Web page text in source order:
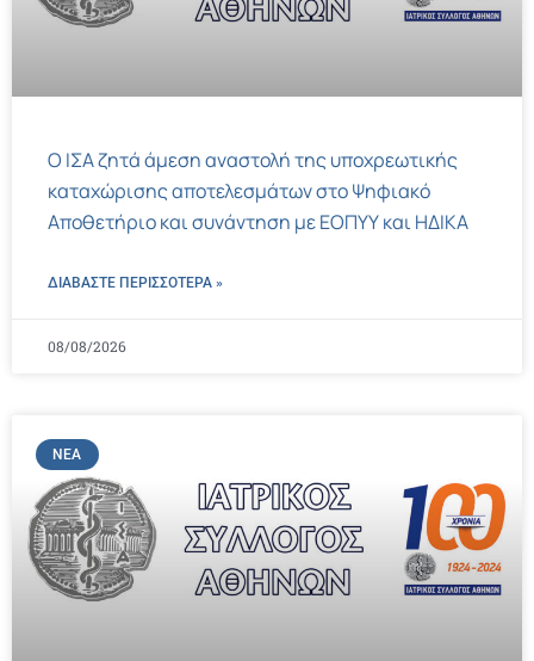
Ο ΙΣΑ ζητά άμεση αναστολή της υποχρεωτικής
καταχώρισης αποτελεσμάτων στο Ψηφιακό
Αποθετήριο και συνάντηση με ΕΟΠΥΥ και ΗΔΙΚΑ
ΔΙΑΒΑΣΤΕ ΠΕΡΙΣΣΌΤΕΡΑ »
08/08/2026
ΝΈΑ